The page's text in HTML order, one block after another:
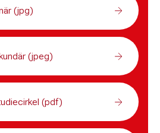
(jpg)
(jpeg)
(pdf)